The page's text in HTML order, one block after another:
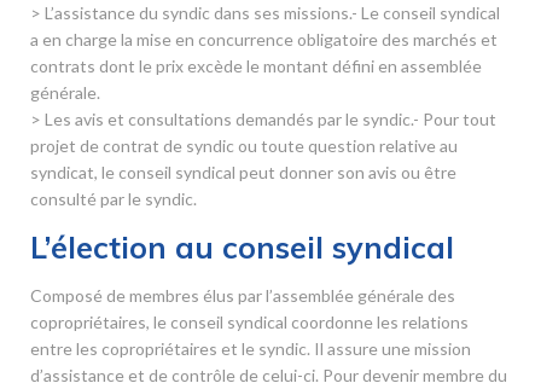
> L’assistance du syndic dans ses missions.- Le conseil syndical
a en charge la mise en concurrence obligatoire des marchés et
contrats dont le prix excède le montant défini en assemblée
générale.
> Les avis et consultations demandés par le syndic.- Pour tout
projet de contrat de syndic ou toute question relative au
syndicat, le conseil syndical peut donner son avis ou être
consulté par le syndic.
L’élection au conseil syndical
Composé de membres élus par l’assemblée générale des
copropriétaires, le conseil syndical coordonne les relations
entre les copropriétaires et le syndic. Il assure une mission
d’assistance et de contrôle de celui-ci. Pour devenir membre du